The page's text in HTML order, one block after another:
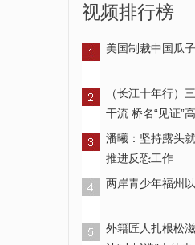
波音公司举
视频排行榜
美国制裁中国瓜
（长江十年行）
干流 桥名“见证”
潘曦：坚持露头
推进反恐工作
两岸青少年福州
外籍匠人扎根松